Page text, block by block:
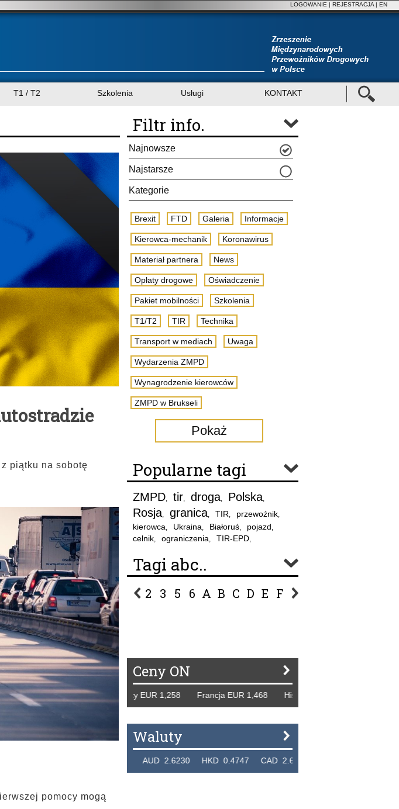
LOGOWANIE | REJESTRACJA | EN
T1 / T2 Szkolenia Usługi KONTAKT
piątku na sobotę
pomocy mogą
Filtr info.
Najnowsze
Najstarsze
Kategorie
Brexit FTD Galeria Informacje
Kierowca-mechanik Koronawirus
Materiał partnera News
Opłaty drogowe Oświadczenie
Pakiet mobilności Szkolenia
T1/T2 TIR Technika
Transport w mediach Uwaga
Wydarzenia ZMPD
Wynagrodzenie kierowców
ZMPD w Brukseli
Pokaż
Popularne tagi
ZMPD, tir, droga, Polska,
Rosja, granica, TIR, przewoźnik,
kierowca, Ukraina, Białoruś, pojazd,
celnik, ograniczenia, TIR-EPD,
Tagi abc..
2 3 5 6 A B C D E F G
Ceny ON
42/2019 r. Niemcy EUR 1,258 Francja EUR 1,468 Hiszpania EUR 1,229 WB GBP
Waluty
0.1126 USD 3.7236 AUD 2.6230 HKD 0.4747 CAD 2.6581 NZD 2.1889 SGD